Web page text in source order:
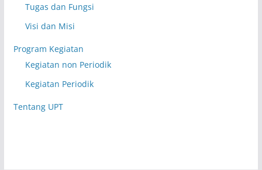
Tugas dan Fungsi
Visi dan Misi
Program Kegiatan
Kegiatan non Periodik
Kegiatan Periodik
Tentang UPT